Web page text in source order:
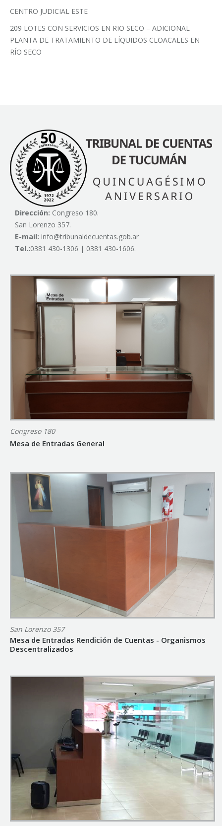
CENTRO JUDICIAL ESTE
209 LOTES CON SERVICIOS EN RIO SECO – ADICIONAL
PLANTA DE TRATAMIENTO DE LÍQUIDOS CLOACALES EN
RÍO SECO
Dirección: Congreso 180.
San Lorenzo 357.
E-mail: info@tribunaldecuentas.gob.ar
Tel.:0381 430-1306 | 0381 430-1606.
Congreso 180
Mesa de Entradas General
San Lorenzo 357
Mesa de Entradas Rendición de Cuentas - Organismos
Descentralizados